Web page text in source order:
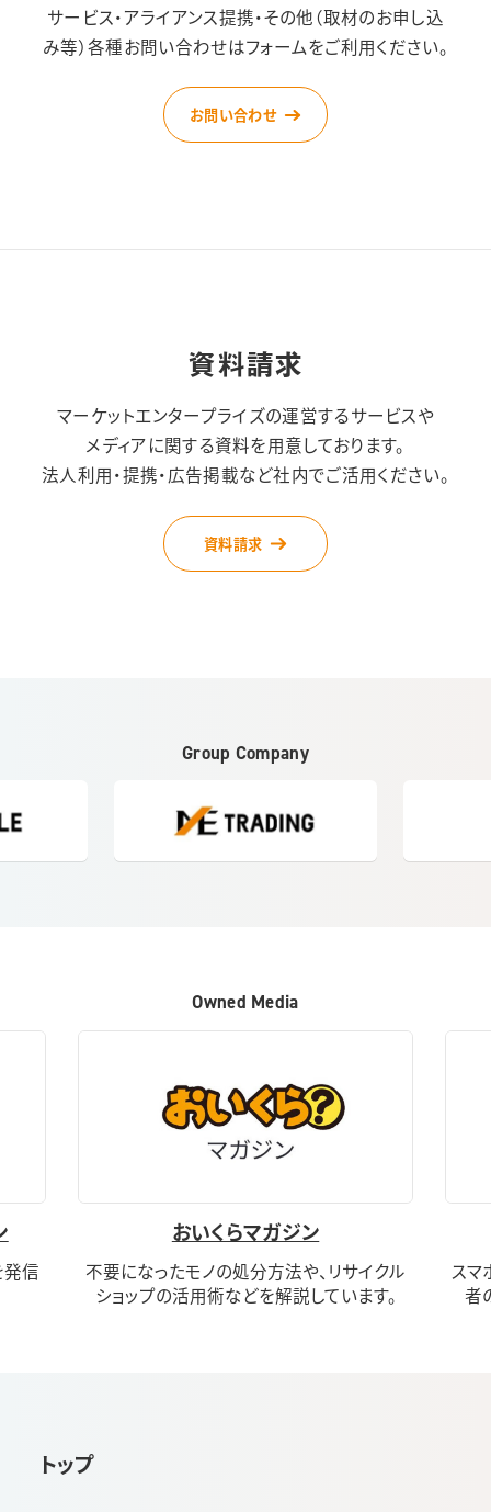
サービス・アライアンス提携・その他（取材のお申し込
み等）各種お問い合わせはフォームをご利用ください。
お問い合わせ
資料請求
マーケットエンタープライズの運営するサービスや
メディアに関する資料を用意しております。
法人利用・提携・広告掲載など社内でご活用ください。
資料請求
Group Company
Owned Media
発信
おいくらマガジン
不要になったモノの処分方法や、リサイクル
ショップの活用術などを解説しています。
スマ
者
トップ